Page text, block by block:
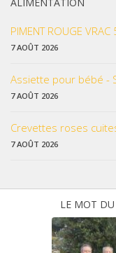
ALIMENTATION
PIMENT ROUGE
7 AOÛT 2026
Assiette pour bébé -
7 AOÛT 2026
Crevettes roses
7 AOÛT 2026
LE MOT